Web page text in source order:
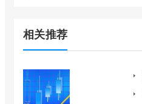
相关推荐